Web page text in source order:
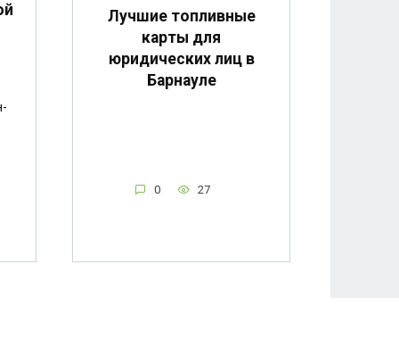
Лучшие топливные
карты для
юридических лиц в
Барнауле
0 27